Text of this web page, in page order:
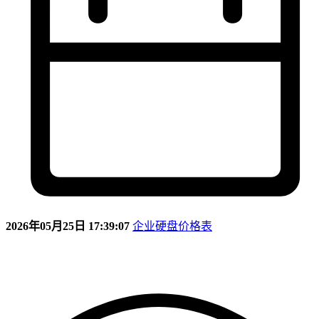
2026年05月25日 17:39:07 企业硬盘价格表